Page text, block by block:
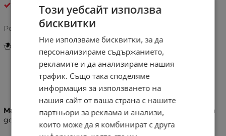
Инструкции за грижа и поддръжка
Coveri Collection
Рейтинг:
Информация
Материал:Висок клас еко кожа, изключително мека на
допир и рафия.
Този уебсайт използва
бисквитки
Ние използваме бисквитки, за да
персонализираме съдържанието,
рекламите и да анализираме нашия
трафик. Също така споделяме
информация за използването на
нашия сайт от ваша страна с нашите
партньори за реклама и анализи,
които може да я комбинират с друга